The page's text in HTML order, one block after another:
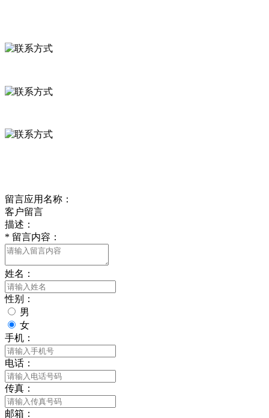
留言应用名称：
客户留言
描述：
* 留言内容：
姓名：
性别：
男
女
手机：
电话：
传真：
邮箱：